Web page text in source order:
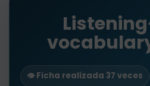
👁️ Ficha realizada 37 veces